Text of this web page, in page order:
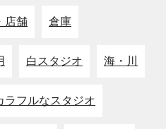
店舗 倉庫
白スタジオ 海・川
ラフルなスタジオ